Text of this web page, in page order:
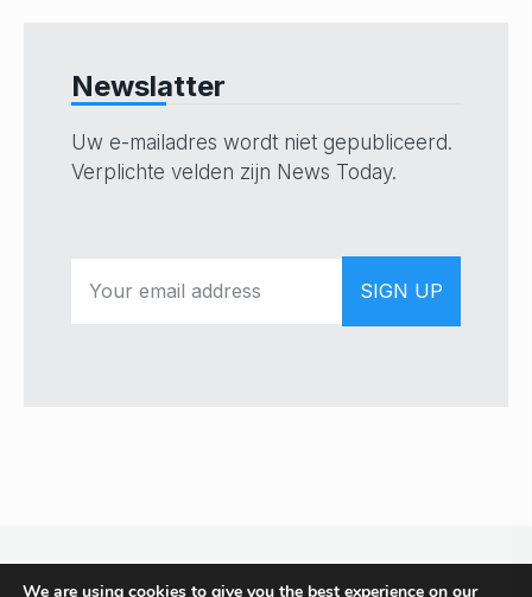
Newslatter
Uw e-mailadres wordt niet gepubliceerd.
Verplichte velden zijn News Today.
We are using cookies to give you the best experience on our